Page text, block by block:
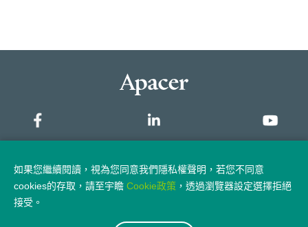
網站地圖
如果您繼續閱讀，視為您同意我們隱私權聲明，若您不同意
cookies的存取，請至宇瞻 Cookie政策 ，透過瀏覽器設定選擇拒絕
接受。